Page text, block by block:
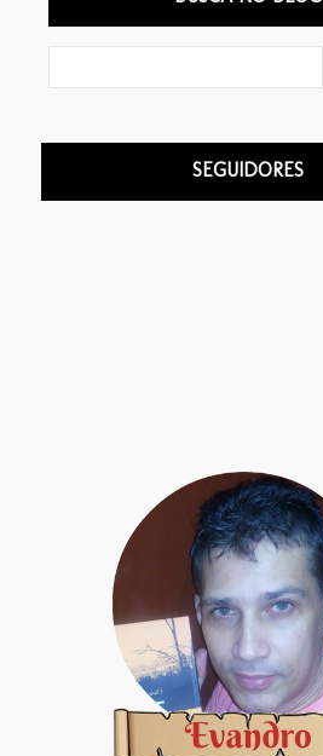
SEGUIDORES